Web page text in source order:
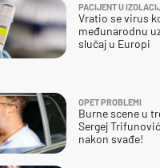
PACIJENT U
Vratio se virus
međunarodnu
slučaj u Europi
OPET PROBLEMI
Burne scene u
Sergej
nakon svađe!